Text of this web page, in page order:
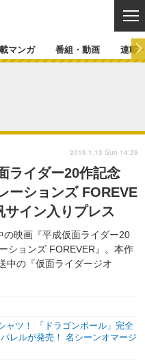
マンガ
イベント
コスプレ
新帝スタ
カバー
連載一覧
ラジオ
コラム
マンガ 番組・動画 連載
ライダー20作記念
ーションズ FOREVE
サイン入りプレス
映画『平成仮面ライダー20
ションズ FOREVER』。本作
中の『仮面ライダージオ
ャツ！ 「ドラゴンボール」完全
レルが発売！ 名シーンオマージ
2019.1.13 Sun 14:29